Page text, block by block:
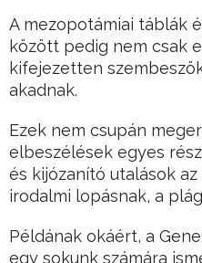
A mezopotámiai táblák
között pedig nem csak
kifejezetten
akadnak.
Ezek nem csupán
elbeszélések egyes
és kijózanító utalások
irodalmi lopásnak, a
Példának okáért, a
egy sokunk számára